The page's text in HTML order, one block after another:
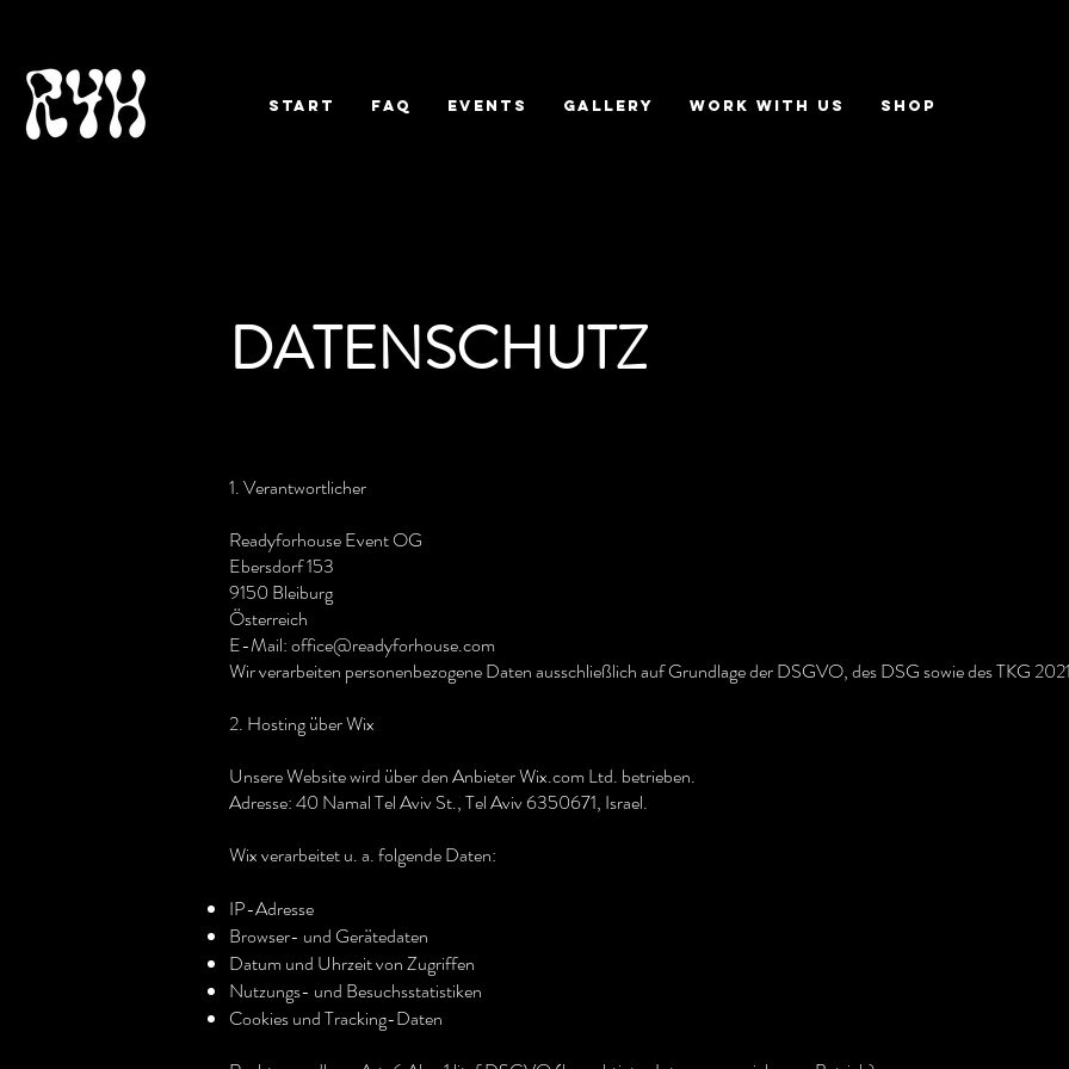
Start FAQ EVENTS GALLERY WORK WITH US Shop
DATENSCHUTZ
1. Verantwortlicher
Readyforhouse Event OG
Ebersdorf 153
9150 Bleiburg
Österreich
E-Mail: office@readyforhouse.com
Wir verarbeiten personenbezogene Daten ausschließlich auf Grundlage der DSGVO, des DSG sowie des TKG
2. Hosting über Wix
Unsere Website wird über den Anbieter Wix.com Ltd. betrieben.
Adresse: 40 Namal Tel Aviv St., Tel Aviv 6350671, Israel.
Wix verarbeitet u. a. folgende Daten:
IP-Adresse
Browser- und Gerätedaten
Datum und Uhrzeit von Zugriffen
Nutzungs- und Besuchsstatistiken
Cookies und Tracking-Daten